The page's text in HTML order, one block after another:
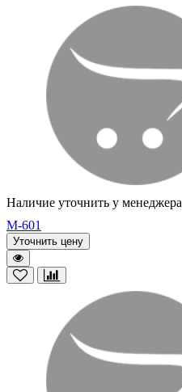
Наличие уточнить у менеджера
M-601
Уточнить цену